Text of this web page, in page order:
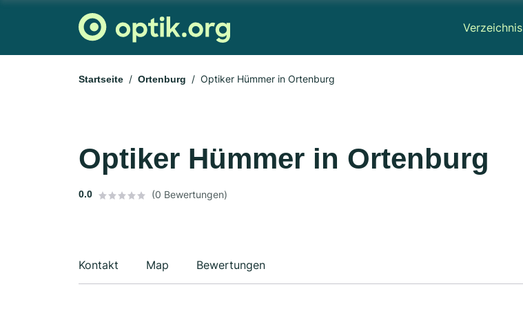
Verzeichnis
Startseite Ortenburg Optiker Hümmer in Ortenburg
Optiker Hümmer in Ortenburg
0.0 (0 Bewertungen)
Kontakt Map Bewertungen